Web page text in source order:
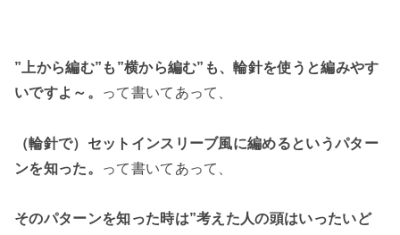
”上から編む”も”横から編む”も、輪針を使うと編みやす
いですよ～。
って書いてあって、
（輪針で）セットインスリーブ風に編めるというパター
ンを知った。
って書いてあって、
そのパターンを知った時は”考えた人の頭はいったいど